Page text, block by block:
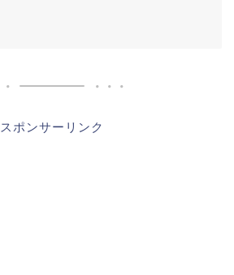
スポンサーリンク